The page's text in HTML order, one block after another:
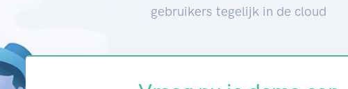
gebruikers tegelijk in de cloud